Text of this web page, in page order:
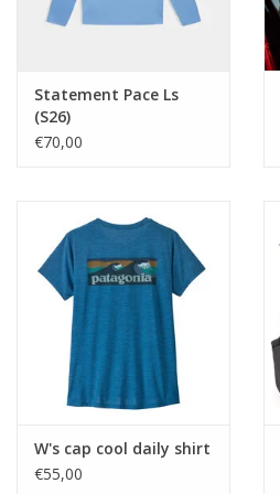
Statement Pace Ls
(S26)
€70,00
W's cap cool daily shirt
€55,00